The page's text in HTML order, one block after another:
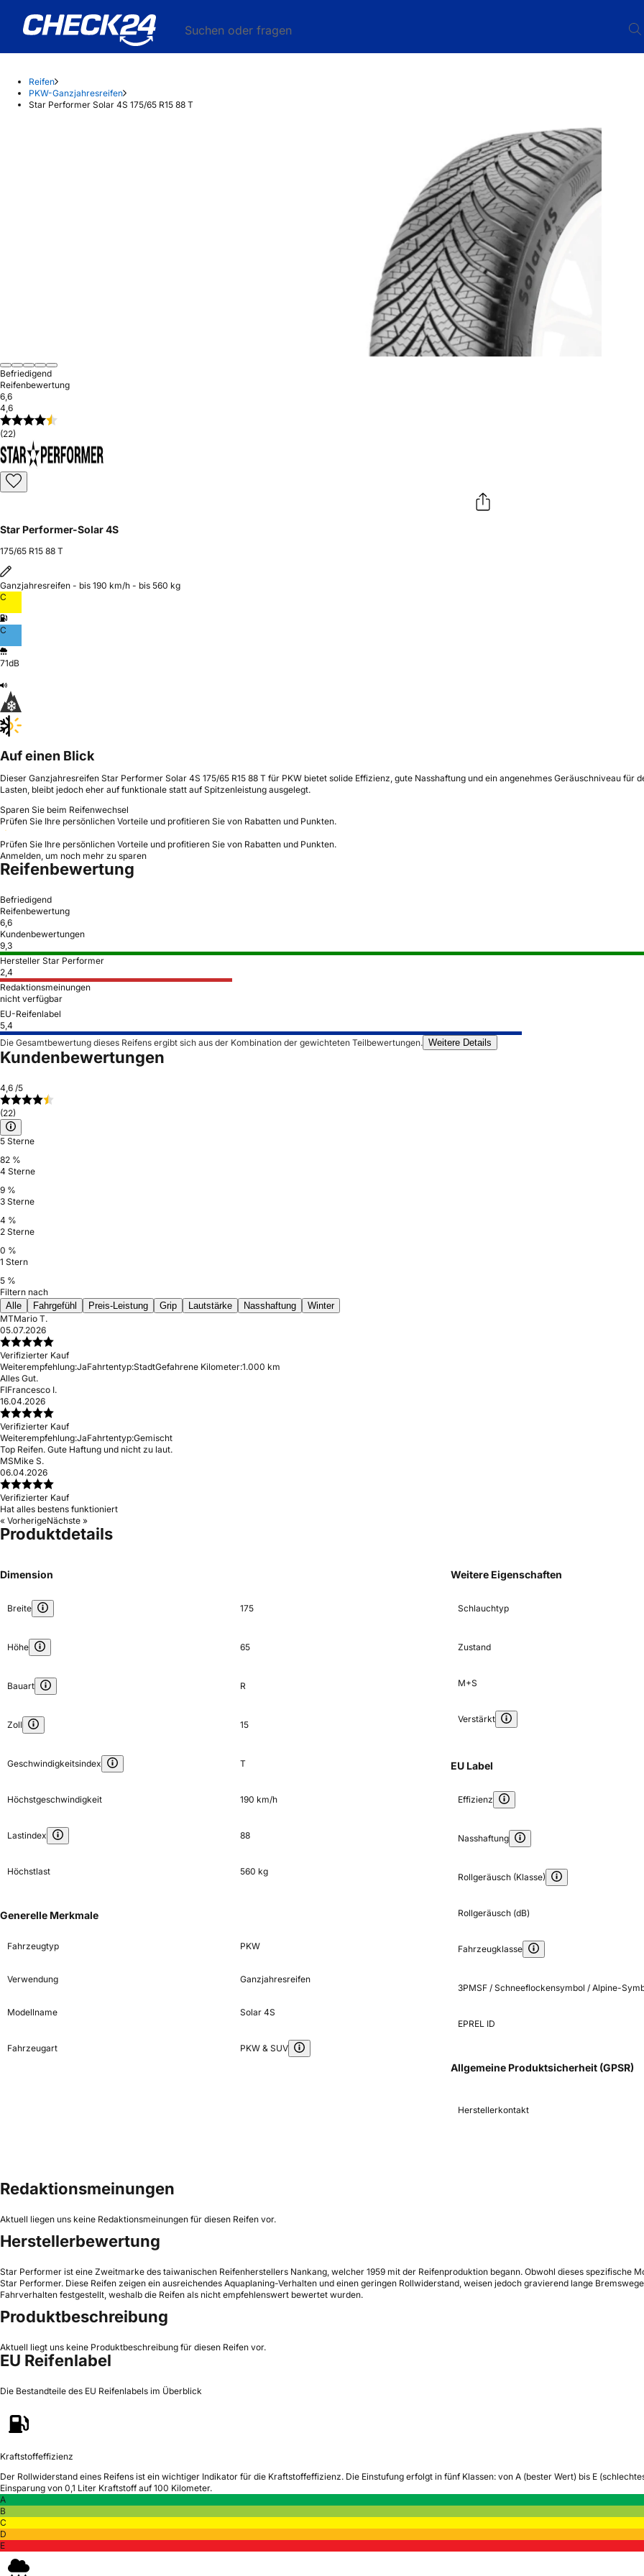
Suchen oder fragen
Reifen
PKW-Ganzjahresreifen
Star Performer Solar 4S 175/65 R15 88 T
Befriedigend
Reifenbewertung
6,6
4,6
(22)
Star Performer-Solar 4S
175/65 R15 88 T
Ganzjahresreifen - bis 190 km/h - bis 560 kg
C
C
71dB
Auf einen Blick
Dieser Ganzjahresreifen Star Performer Solar 4S 175/65 R15 88 T für PKW bietet solide Effizienz, gute Nasshaftung und ein angenehmes Geräuschniveau
Lasten, bleibt jedoch eher auf funktionale statt auf Spitzenleistung ausgelegt.
Sparen Sie beim Reifenwechsel
Prüfen Sie Ihre persönlichen Vorteile und profitieren Sie von Rabatten und Punkten.
Prüfen Sie Ihre persönlichen Vorteile und profitieren Sie von Rabatten und Punkten.
Anmelden, um noch mehr zu sparen
Reifenbewertung
Befriedigend
Reifenbewertung
6,6
Kundenbewertungen
9,3
Hersteller Star Performer
2,4
Redaktionsmeinungen
nicht verfügbar
EU-Reifenlabel
5,4
Die Gesamtbewertung dieses Reifens ergibt sich aus der Kombination der gewichteten Teilbewertungen. Weitere Details
Kundenbewertungen
4,6 /5
(22)
5 Sterne
82 %
4 Sterne
9 %
3 Sterne
4 %
2 Sterne
0 %
1 Stern
5 %
Filtern nach
Alle
Fahrgefühl Preis-Leistung Grip Lautstärke Nasshaftung
Winter
MTMario T.
05.07.2026
Verifizierter Kauf
Weiterempfehlung:JaFahrtentyp:StadtGefahrene Kilometer:1.000 km
Alles Gut.
FIFrancesco I.
16.04.2026
Verifizierter Kauf
Weiterempfehlung:JaFahrtentyp:Gemischt
Top Reifen. Gute Haftung und nicht zu laut.
MSMike S.
06.04.2026
Verifizierter Kauf
Hat alles bestens funktioniert
« VorherigeNächste »
Produktdetails
Dimension
Breite 175
Höhe 65
Bauart R
Zoll 15
Geschwindigkeitsindex T
Höchstgeschwindigkeit 190 km/h
Lastindex 88
Höchstlast 560 kg
Generelle Merkmale
Fahrzeugtyp PKW
Verwendung Ganzjahresreifen
Modellname Solar 4S
Fahrzeugart PKW & SUV
Weitere Eigenschaften
Schlauchtyp
Zustand
M+S
Verstärkt
EU Label
Effizienz
Nasshaftung
Rollgeräusch (Klasse)
Rollgeräusch (dB)
Fahrzeugklasse
3PMSF / Schneeflockensymbol / Alpine-
EPREL ID
Allgemeine Produktsicherheit (GPSR)
Herstellerkontakt
Redaktionsmeinungen
Aktuell liegen uns keine Redaktionsmeinungen für diesen Reifen vor.
Herstellerbewertung
Star Performer ist eine Zweitmarke des taiwanischen Reifenherstellers Nankang, welcher 1959 mit der Reifenproduktion begann. Obwohl dieses spezifische
Star Performer. Diese Reifen zeigen ein ausreichendes Aquaplaning-Verhalten und einen geringen Rollwiderstand, weisen jedoch gravierend lange
Fahrverhalten festgestellt, weshalb die Reifen als nicht empfehlenswert bewertet wurden.
Produktbeschreibung
Aktuell liegt uns keine Produktbeschreibung für diesen Reifen vor.
EU Reifenlabel
Die Bestandteile des EU Reifenlabels im Überblick
Kraftstoffeffizienz
Der Rollwiderstand eines Reifens ist ein wichtiger Indikator für die Kraftstoffeffizienz. Die Einstufung erfolgt in fünf Klassen: von A (bester Wert) bis E
Einsparung von 0,1 Liter Kraftstoff auf 100 Kilometer.
A
B
C
D
E